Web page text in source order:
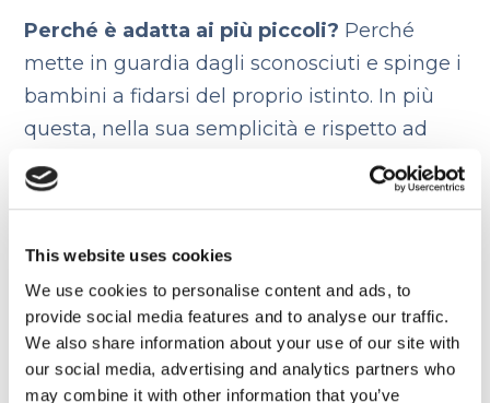
This website uses cookies
We use cookies to personalise content and ads, to
provide social media features and to analyse our traffic.
We also share information about your use of our site with
our social media, advertising and analytics partners who
may combine it with other information that you’ve
Perché è adatta ai più piccoli? Perché
mette in guardia dagli sconosciuti e spinge i
bambini a fidarsi del proprio istinto. In più
questa, nella sua semplicità e rispetto ad
altre
, è particolarmente adatta
anche a bambini davvero piccoli!
Infine, una fra le fiabe
inglesi più belle…
Peter Pan